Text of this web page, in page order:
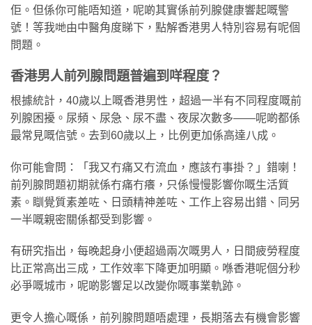
佢。但係你可能唔知道，呢啲其實係前列腺健康響起嘅警
號！等我哋由中醫角度睇下，點解香港男人特別容易有呢個
問題。
香港男人前列腺問題普遍到咩程度？
根據統計，40歲以上嘅香港男性，超過一半有不同程度嘅前
列腺困擾。尿頻、尿急、尿不盡、夜尿次數多——呢啲都係
最常見嘅信號。去到60歲以上，比例更加係高達八成。
你可能會問：「我又冇痛又冇流血，應該冇事掛？」錯喇！
前列腺問題初期就係冇痛冇癢，只係慢慢影響你嘅生活質
素。瞓覺質素差咗、日頭精神差咗、工作上容易出錯、同另
一半嘅親密關係都受到影響。
有研究指出，每晚起身小便超過兩次嘅男人，日間疲勞程度
比正常高出三成，工作效率下降更加明顯。喺香港呢個分秒
必爭嘅城市，呢啲影響足以改變你嘅事業軌跡。
更令人擔心嘅係，前列腺問題唔處理，長期落去有機會影響